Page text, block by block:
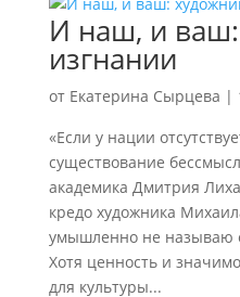
И наш, и
изгнании
от Екатерина Сырцева |
«Если у нации
существование
академика Дмитрия
кредо художника
умышленно не называю
Хотя ценность и
для культуры...